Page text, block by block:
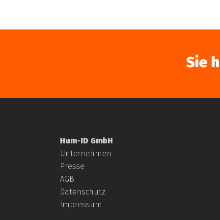
Sie
Hum-ID GmbH
Unternehmen
Presse
AGB
Datenschutz
Impressum